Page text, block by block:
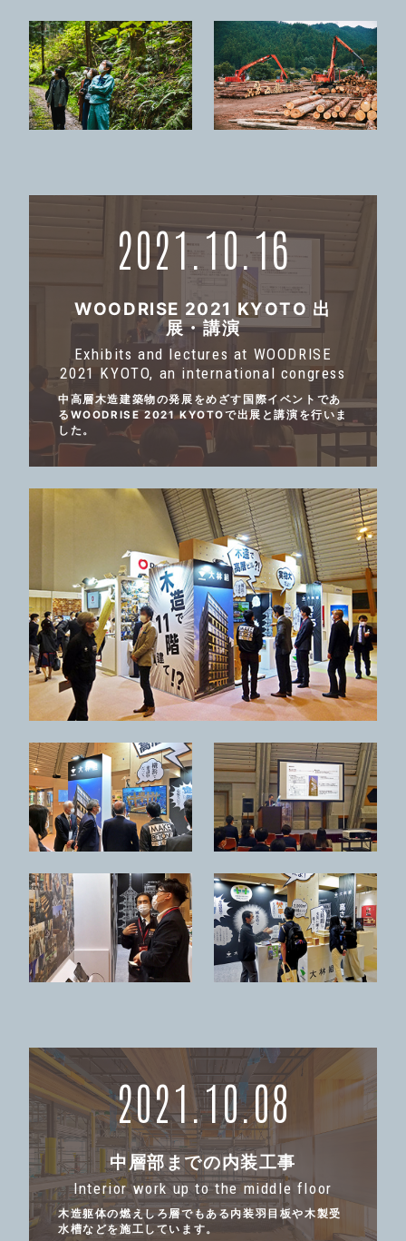
2021.10.16
WOODRISE 2021 KYOTO 出
展・講演
Exhibits and lectures at WOODRISE
2021 KYOTO, an international congress
中高層木造建築物の発展をめざす国際イベントであ
るWOODRISE 2021 KYOTOで出展と講演を行いま
した。
2021.10.08
中層部までの内装工事
Interior work up to the middle floor
木造躯体の燃えしろ層でもある内装羽目板や木製受
水槽などを施工しています。